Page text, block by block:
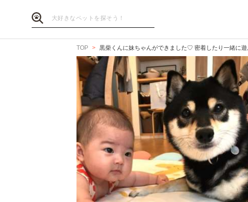
TOP 黒柴くんに妹ちゃんができました♡ 密着したり一緒に